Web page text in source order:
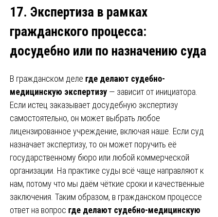
17. Экспертиза в рамках
гражданского процесса:
досудебно или по назначению суда
В гражданском деле где делают судебно-
медицинскую экспертизу — зависит от инициатора.
Если истец заказывает досудебную экспертизу
самостоятельно, он может выбрать любое
лицензированное учреждение, включая наше. Если суд
назначает экспертизу, то он может поручить её
государственному бюро или любой коммерческой
организации. На практике суды всё чаще направляют к
нам, потому что мы даём чёткие сроки и качественные
заключения. Таким образом, в гражданском процессе
ответ на вопрос где делают судебно-медицинскую